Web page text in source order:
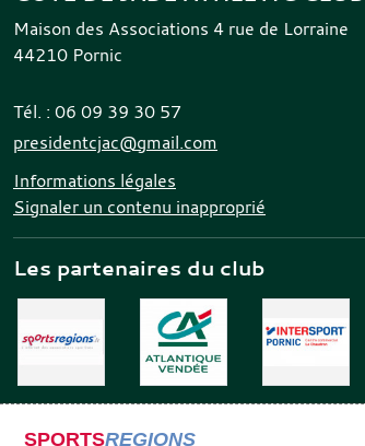
Maison des Associations 4 rue de Lorraine
44210 Pornic
Tél. : 06 09 39 30 57
presidentcjac@gmail.com
Informations légales
Signaler un contenu inapproprié
Les partenaires du club
SPORTSREGIONS